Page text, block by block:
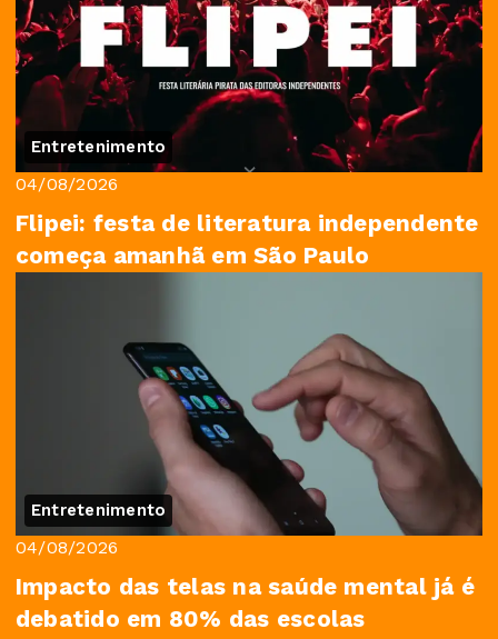
Entretenimento
04/08/2026
Flipei: festa de literatura independente
começa amanhã em São Paulo
Entretenimento
04/08/2026
Impacto das telas na saúde mental já é
debatido em 80% das escolas